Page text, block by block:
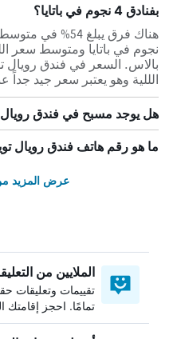
بفنادق 4 نجوم في باتايا؟
نجوم في باتايا ومتوسط ​​سعر
الللية وهو يعتبر سعر جيد جداً
هل يوجد مسبح في فندق رويال
ما هو رقم هاتف فندق رويال
عرض المزيد
الملايين من
تقييمات وتعليقات
تمامًا. احجز إقامتك